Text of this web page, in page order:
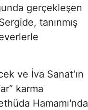
gerçekleşen
tanınmış
ve İva Sanat’ın
karma
Hamamı'nda